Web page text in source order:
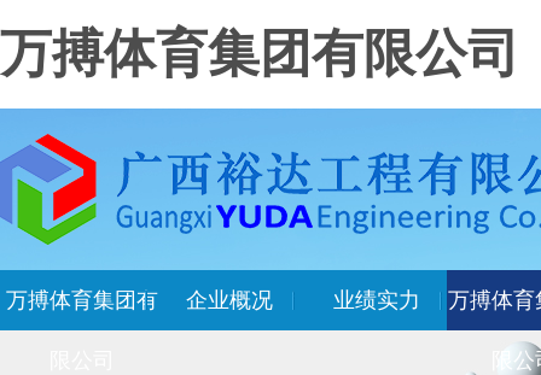
万搏体育集团有限公司
万搏体育集团有 企业概况 业绩实力 万搏体育
限